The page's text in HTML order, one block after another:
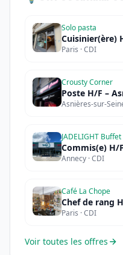
Solo pasta
Cuisinier(ère)
Paris · CDI
Crousty Corner
Poste H/F –
Asnières-sur-
JADELIGHT Buffet
Commis(e) H/
Annecy · CDI
Café La Chope
Chef de rang
Paris · CDI
Voir toutes les offres